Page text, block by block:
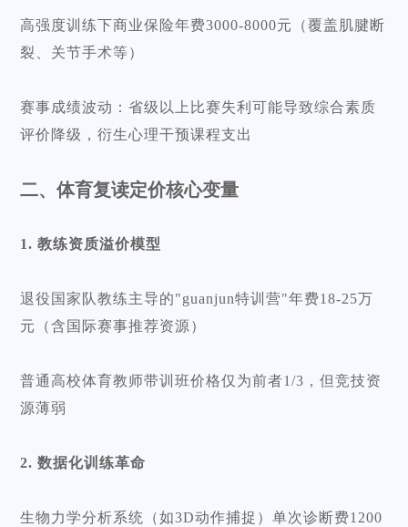
高强度训练下商业保险年费3000-8000元（覆盖肌腱断
裂、关节手术等）
赛事成绩波动：省级以上比赛失利可能导致综合素质
评价降级，衍生心理干预课程支出
二、体育复读定价核心变量
1. 教练资质溢价模型
退役国家队教练主导的"guanjun特训营"年费18-25万
元（含国际赛事推荐资源）
普通高校体育教师带训班价格仅为前者1/3，但竞技资
源薄弱
2. 数据化训练革命
生物力学分析系统（如3D动作捕捉）单次诊断费1200